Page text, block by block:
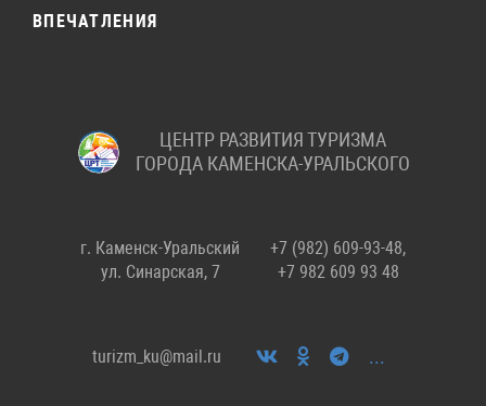
ВПЕЧАТЛЕНИЯ
ЦЕНТР РАЗВИТИЯ ТУРИЗМА
ГОРОДА КАМЕНСКА-УРАЛЬСКОГО
г. Каменск-Уральский
ул. Синарская, 7
+7 (982) 609-93-48,
+7 982 609 93 48
turizm_ku@mail.ru ...